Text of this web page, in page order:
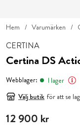
Hem Varumärken
CERTINA
Certina DS
Webblager:
I lager
Välj butik för att se
Pris :12 900 kr
12 900 kr